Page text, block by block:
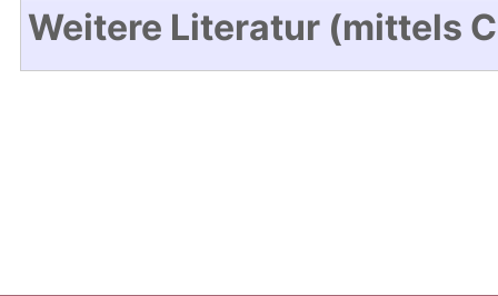
Weitere Literatur (mittels